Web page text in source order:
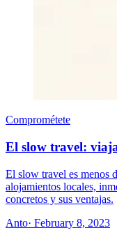
Comprométete
El slow travel:
El slow travel es menos
alojamientos locales,
concretos y sus ventajas.
Anto· February 8, 2023